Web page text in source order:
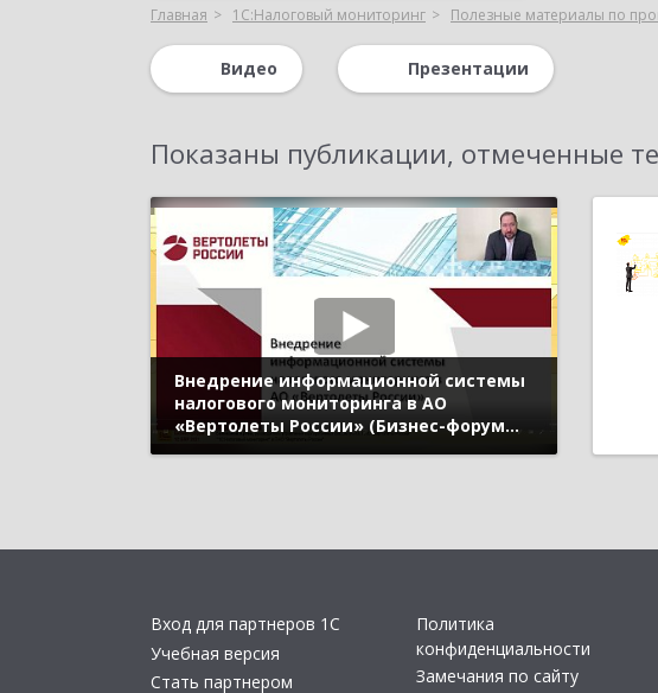
Главная 1С:Налоговый мониторинг Полезные материалы по
Видео Презентации
Показаны публикации, отмеченные
Внедрение информационной системы
налогового мониторинга в АО
«Вертолеты России» (Бизнес-форум
Вход для партнеров 1С
Учебная версия
Стать партнером
Политика
конфиденциальности
Замечания по сайту